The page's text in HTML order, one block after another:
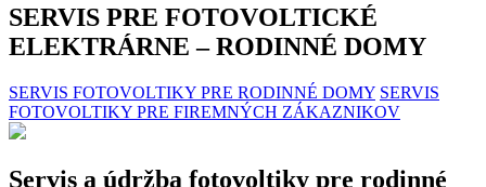
SERVIS PRE FOTOVOLTICKÉ
ELEKTRÁRNE – RODINNÉ DOMY
SERVIS FOTOVOLTIKY PRE RODINNÉ DOMY SERVIS
FOTOVOLTIKY PRE FIREMNÝCH ZÁKAZNIKOV
Servis a údržba fotovoltiky pre rodinné